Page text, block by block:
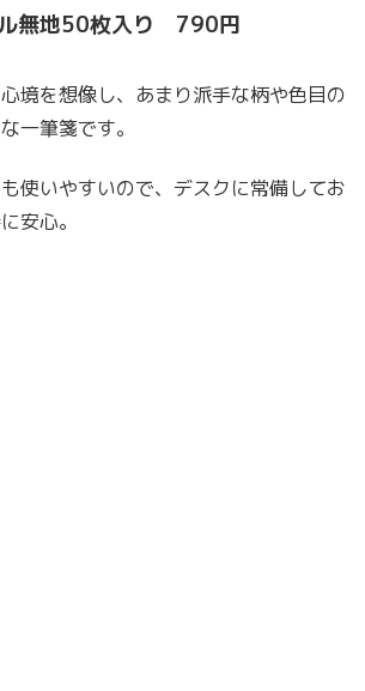
無地50枚入り 790円
境を想像し、あまり派手な柄や色目の
一筆箋です。
使いやすいので、デスクに常備してお
安心。